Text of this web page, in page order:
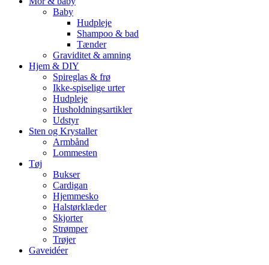
Baby
Hudpleje
Shampoo & bad
Tænder
Graviditet & amning
Hjem & DIY
Spireglas & frø
Ikke-spiselige urter
Hudpleje
Husholdningsartikler
Udstyr
Sten og Krystaller
Armbånd
Lommesten
Tøj
Bukser
Cardigan
Hjemmesko
Halstørklæder
Skjorter
Strømper
Trøjer
Gaveidéer